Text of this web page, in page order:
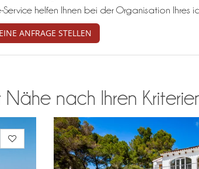
Service helfen Ihnen bei der Organisation Ihres
EINE ANFRAGE STELLEN
nach Ihren